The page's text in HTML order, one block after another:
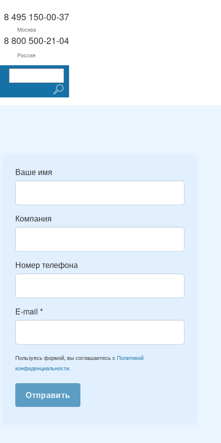
8 495 150-00-37
Москва
8 800 500-21-04
Россия
Ваше имя
Компания
Номер телефона
E-mail*
Пользуясь формой, вы соглашаетесь с Политикой
конфиденциальности.